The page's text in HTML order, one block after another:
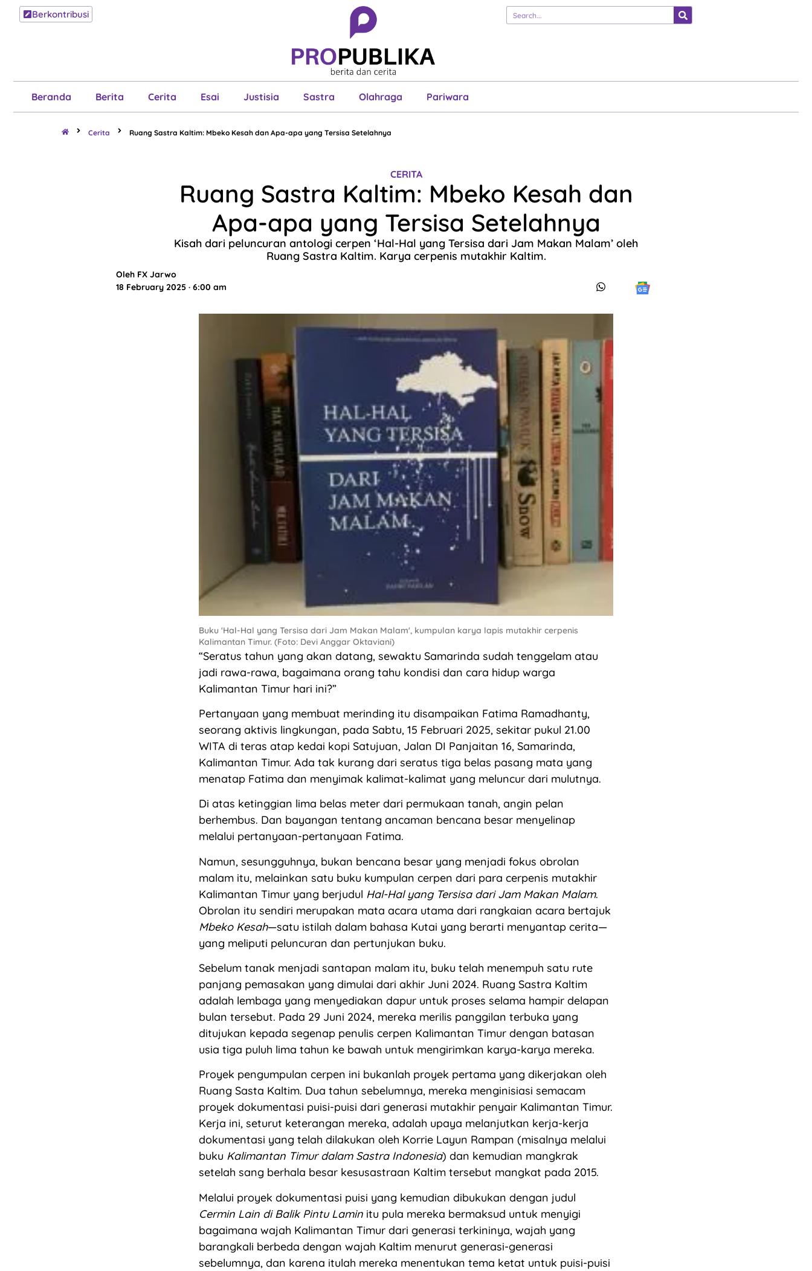
Berkontribusi
Beranda Berita Cerita Esai Justisia Sastra Olahraga Pariwara
Berita Cerita Esai Justisia
Pariwara
Cerita Ruang Sastra Kaltim: Mbeko Kesah dan Apa-apa yang Tersisa Setelahnya
CERITA
Ruang Sastra Kaltim: Mbeko Kesah dan
Apa-apa yang Tersisa Setelahnya
Kisah dari peluncuran antologi cerpen ‘Hal-Hal yang Tersisa dari Jam Makan Malam’ oleh
Ruang Sastra Kaltim. Karya cerpenis mutakhir Kaltim.
Oleh FX Jarwo
18 February 2025 · 6:00 am
Buku 'Hal-Hal yang Tersisa dari Jam Makan Malam', kumpulan karya lapis mutakhir cerpenis
Kalimantan Timur. (Foto: Devi Anggar Oktaviani)
“Seratus tahun yang akan datang, sewaktu Samarinda sudah tenggelam atau
jadi rawa-rawa, bagaimana orang tahu kondisi dan cara hidup warga
Kalimantan Timur hari ini?”
Pertanyaan yang membuat merinding itu disampaikan Fatima Ramadhanty,
seorang aktivis lingkungan, pada Sabtu, 15 Februari 2025, sekitar pukul 21.00
WITA di teras atap kedai kopi Satujuan, Jalan DI Panjaitan 16, Samarinda,
Kalimantan Timur. Ada tak kurang dari seratus tiga belas pasang mata yang
menatap Fatima dan menyimak kalimat-kalimat yang meluncur dari mulutnya.
Di atas ketinggian lima belas meter dari permukaan tanah, angin pelan
berhembus. Dan bayangan tentang ancaman bencana besar menyelinap
melalui pertanyaan-pertanyaan Fatima.
Namun, sesungguhnya, bukan bencana besar yang menjadi fokus obrolan
malam itu, melainkan satu buku kumpulan cerpen dari para cerpenis mutakhir
Kalimantan Timur yang berjudul Hal-Hal yang Tersisa dari Jam Makan Malam.
Obrolan itu sendiri merupakan mata acara utama dari rangkaian acara bertajuk
Mbeko Kesah—satu istilah dalam bahasa Kutai yang berarti menyantap cerita—
yang meliputi peluncuran dan pertunjukan buku.
Sebelum tanak menjadi santapan malam itu, buku telah menempuh satu rute
panjang pemasakan yang dimulai dari akhir Juni 2024. Ruang Sastra Kaltim
adalah lembaga yang menyediakan dapur untuk proses selama hampir delapan
bulan tersebut. Pada 29 Juni 2024, mereka merilis panggilan terbuka yang
ditujukan kepada segenap penulis cerpen Kalimantan Timur dengan batasan
usia tiga puluh lima tahun ke bawah untuk mengirimkan karya-karya mereka.
Proyek pengumpulan cerpen ini bukanlah proyek pertama yang dikerjakan oleh
Ruang Sasta Kaltim. Dua tahun sebelumnya, mereka menginisiasi semacam
proyek dokumentasi puisi-puisi dari generasi mutakhir penyair Kalimantan Timur.
Kerja ini, seturut keterangan mereka, adalah upaya melanjutkan kerja-kerja
dokumentasi yang telah dilakukan oleh Korrie Layun Rampan (misalnya melalui
buku Kalimantan Timur dalam Sastra Indonesia) dan kemudian mangkrak
setelah sang berhala besar kesusastraan Kaltim tersebut mangkat pada 2015.
Melalui proyek dokumentasi puisi yang kemudian dibukukan dengan judul
Cermin Lain di Balik Pintu Lamin itu pula mereka bermaksud untuk menyigi
bagaimana wajah Kalimantan Timur dari generasi terkininya, wajah yang
barangkali berbeda dengan wajah Kaltim menurut generasi-generasi
sebelumnya, dan karena itulah mereka menentukan tema ketat untuk puisi-puisi